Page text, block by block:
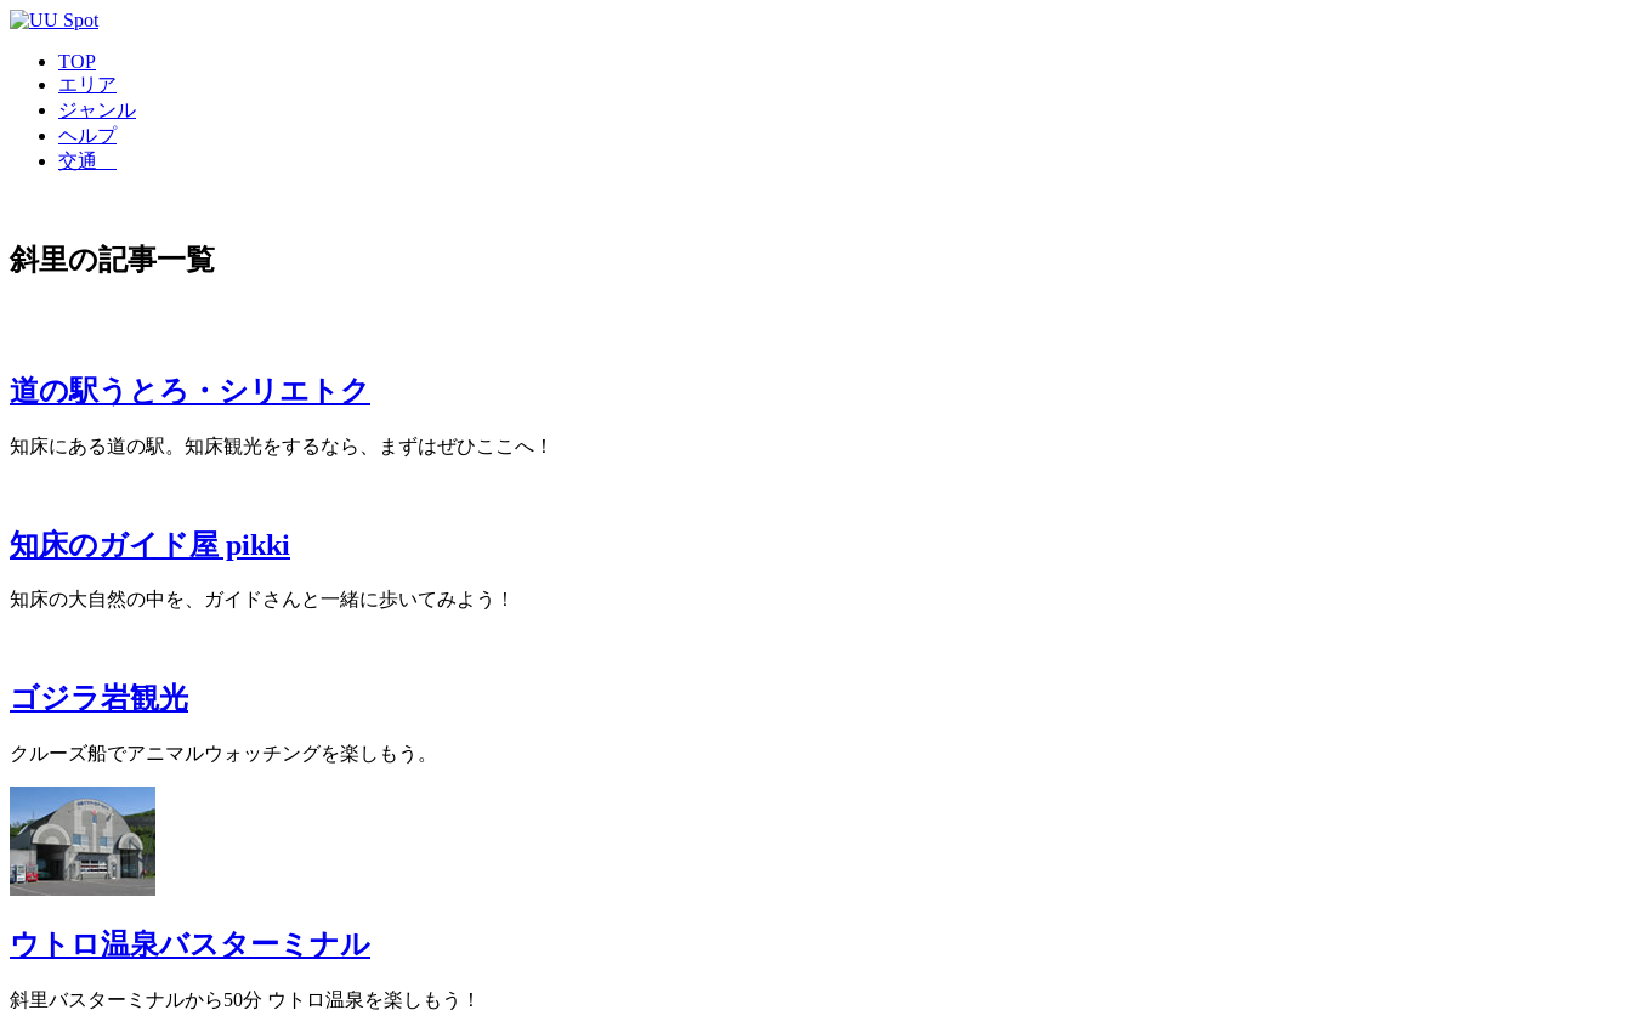
TOP
エリア
ジャンル
ヘルプ
交通
斜里の記事一覧
道の駅うとろ・シリエトク
知床にある道の駅。知床観光をするなら、まずはぜひここへ！
知床のガイド屋 pikki
知床の大自然の中を、ガイドさんと一緒に歩いてみよう！
ゴジラ岩観光
クルーズ船でアニマルウォッチングを楽しもう。
ウトロ温泉バスターミナル
斜里バスターミナルから50分 ウトロ温泉を楽しもう！